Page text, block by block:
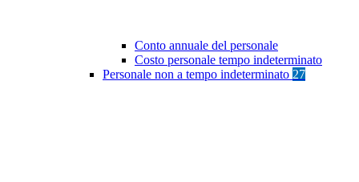
Conto annuale del personale
Costo personale tempo indeterminato
Personale non a tempo indeterminato 27